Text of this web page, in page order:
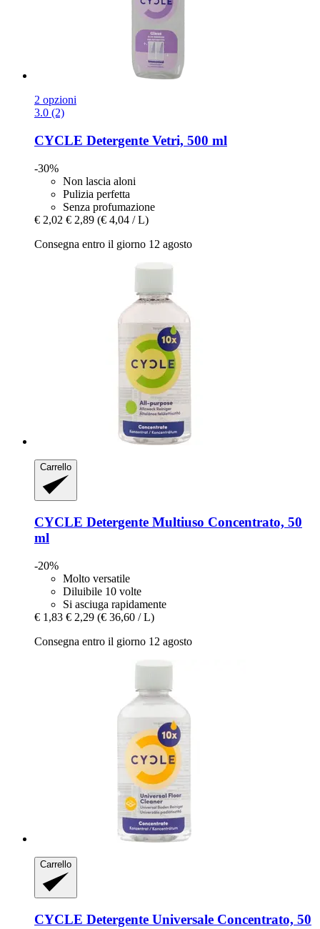
2 opzioni
3.0 (2)
CYCLE Detergente Vetri, 500 ml
-30%
Non lascia aloni
Pulizia perfetta
Senza profumazione
€ 2,02 € 2,89 (€ 4,04 / L)
Consegna entro il giorno 12 agosto
Carrello
CYCLE Detergente Multiuso Concentrato, 50
ml
-20%
Molto versatile
Diluibile 10 volte
Si asciuga rapidamente
€ 1,83 € 2,29 (€ 36,60 / L)
Consegna entro il giorno 12 agosto
Carrello
CYCLE Detergente Universale Concentrato, 50